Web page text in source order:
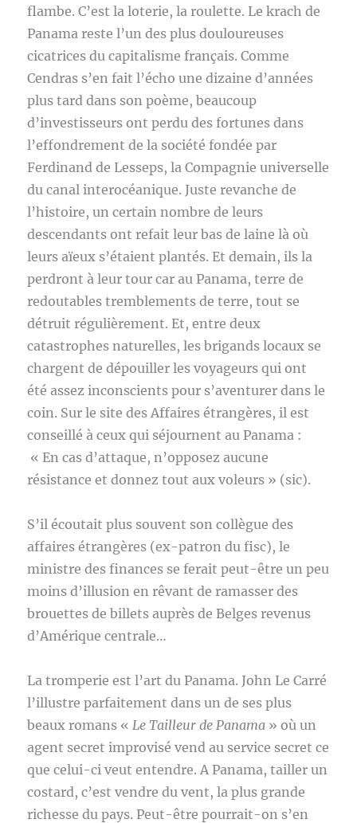
flambe. C’est la loterie, la roulette. Le krach de
Panama reste l’un des plus douloureuses
cicatrices du capitalisme français. Comme
Cendras s’en fait l’écho une dizaine d’années
plus tard dans son poème, beaucoup
d’investisseurs ont perdu des fortunes dans
l’effondrement de la société fondée par
Ferdinand de Lesseps, la Compagnie universelle
du canal interocéanique. Juste revanche de
l’histoire, un certain nombre de leurs
descendants ont refait leur bas de laine là où
leurs aïeux s’étaient plantés. Et demain, ils la
perdront à leur tour car au Panama, terre de
redoutables tremblements de terre, tout se
détruit régulièrement. Et, entre deux
catastrophes naturelles, les brigands locaux se
chargent de dépouiller les voyageurs qui ont
été assez inconscients pour s’aventurer dans le
coin. Sur le site des Affaires étrangères, il est
conseillé à ceux qui séjournent au Panama :
« En cas d’attaque, n’opposez aucune
résistance et donnez tout aux voleurs » (sic).
S’il écoutait plus souvent son collègue des
affaires étrangères (ex-patron du fisc), le
ministre des finances se ferait peut-être un peu
moins d’illusion en rêvant de ramasser des
brouettes de billets auprès de Belges revenus
d’Amérique centrale…
La tromperie est l’art du Panama. John Le Carré
l’illustre parfaitement dans un de ses plus
beaux romans «Le Tailleur de Panama » où un
agent secret improvisé vend au service secret ce
que celui-ci veut entendre. A Panama, tailler un
costard, c’est vendre du vent, la plus grande
richesse du pays. Peut-être pourrait-on s’en